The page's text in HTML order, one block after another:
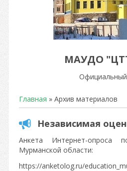
МАУДО
Главная » Архив материалов
Независимая
Анкета Интернет-опроса
Мурманской области:
https://anketolog.ru/